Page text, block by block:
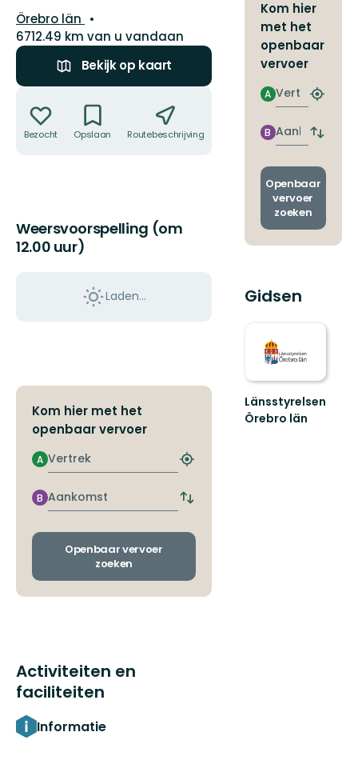
Regio:
Örebro län
6712.49 km van u vandaan
Bekijk op kaart
Bezocht Opslaan Routebeschrijving
Weersvoorspelling (om
12.00 uur)
Laden…
Kom hier met het
openbaar vervoer
Vertrek
A
Zoek
dichtstbijzijnde
halte
Aankomst
B
Wissel
en
Openbaar vervoer
zoeken
Activiteiten en
faciliteiten
Informatie
Kom hier
met het
openbaar
vervoer
Vertrek
A
Zoek
halte
Aankomst
B
Wissel
en
Openbaar
vervoer
zoeken
Gidsen
Länsstyrelsen
Örebro län